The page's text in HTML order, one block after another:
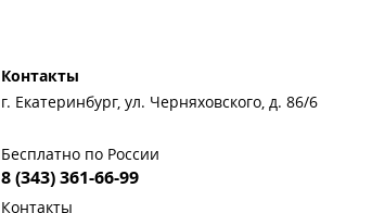
Контакты
г. Екатеринбург, ул. Черняховского, д. 86/6
Бесплатно по России
8 (343) 361-66-99
Контакты